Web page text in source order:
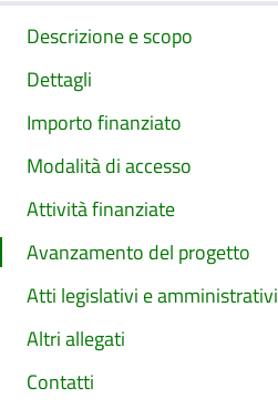
Descrizione e scopo
Dettagli
Importo finanziato
Modalità di accesso
Attività finanziate
Avanzamento del progetto
Atti legislativi e amministrativi
Altri allegati
Contatti